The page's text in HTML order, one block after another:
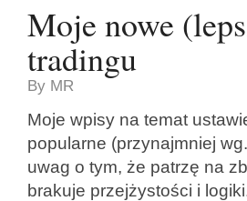
Moje nowe
tradingu
By MR
Moje wpisy na temat
popularne (przynajmniej
uwag o tym, że patrzę na
brakuje przejżystości i